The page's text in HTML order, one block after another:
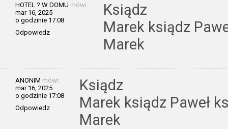
HOTEL ? W DOMU mówi:
mar 16, 2025
o godzinie 17:08
Odpowiedz
Ksiądz
Marek ksiądz
Marek
ANONIM mówi:
mar 16, 2025
o godzinie 17:08
Odpowiedz
Ksiądz
Marek ksiądz Paweł
Marek